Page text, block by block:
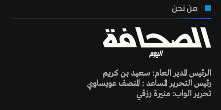
من نحن
الرئيس المدير العام: سعيد بن كريم
رئيس التحرير المساعد : المنصف عويساوي
تحرير الواب: منيرة رزقي